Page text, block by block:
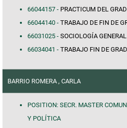
66044157 - PRACTICUM DEL
66044140 - TRABAJO DE FIN DE
66031025 - SOCIOLOGÍA GENERAL
66034041 - TRABAJO FIN DE
BARRIO ROMERA , CARLA
POSITION: SECR. MASTER
Y POLÍTICA